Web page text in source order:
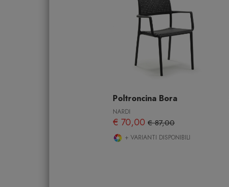
Poltroncina Bora
NARDI
€ 70,00 € 87,00
+ VARIANTI DISPONIBILI